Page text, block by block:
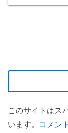
このサイトはス
います。
コメン